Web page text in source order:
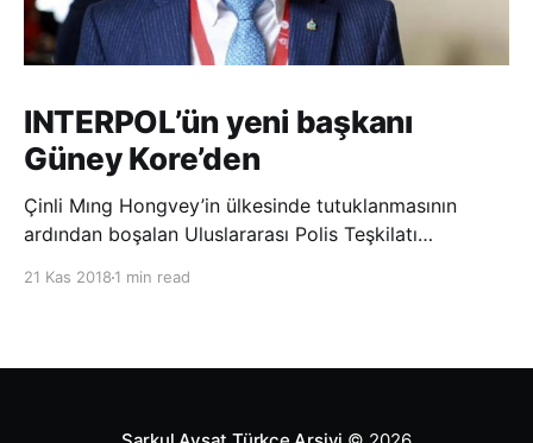
INTERPOL’ün yeni başkanı
Güney Kore’den
Çinli Mıng Hongvey’in ülkesinde tutuklanmasının
ardından boşalan Uluslararası Polis Teşkilatı
21 Kas 2018 1 min read